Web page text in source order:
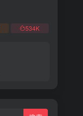
534K